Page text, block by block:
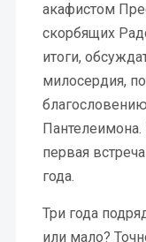
акафистом
скорбящих
итоги,
милосердия,
Пантелеимона.
первая
года.
Три года
или мало?